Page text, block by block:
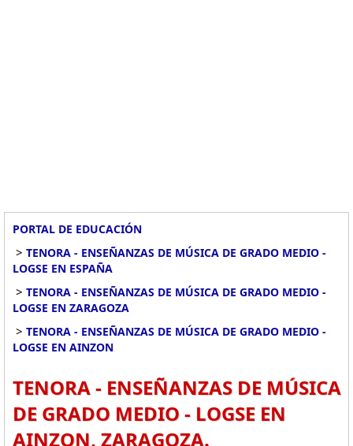
PORTAL DE EDUCACIÓN
> TENORA - ENSEÑANZAS DE MÚSICA DE GRADO MEDIO -
LOGSE EN ESPAÑA
> TENORA - ENSEÑANZAS DE MÚSICA DE GRADO MEDIO -
LOGSE EN ZARAGOZA
> TENORA - ENSEÑANZAS DE MÚSICA DE GRADO MEDIO -
LOGSE EN AINZON
TENORA - ENSEÑANZAS DE MÚSICA
DE GRADO MEDIO - LOGSE EN
AINZON, ZARAGOZA.